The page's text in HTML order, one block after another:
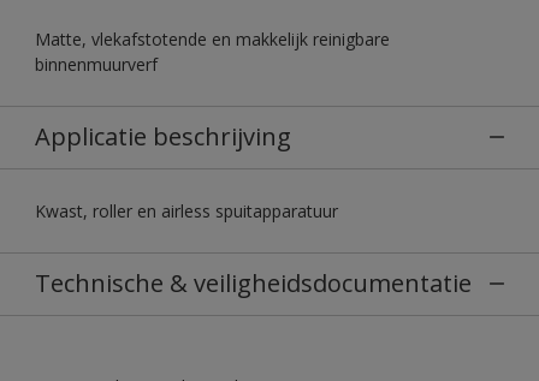
Matte, vlekafstotende en makkelijk reinigbare
binnenmuurverf
Applicatie beschrijving
Kwast, roller en airless spuitapparatuur
Technische & veiligheidsdocumentatie